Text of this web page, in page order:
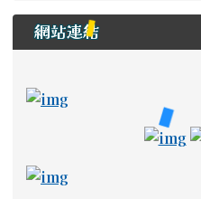
網站連結
link to https://
link to http://
link to https://